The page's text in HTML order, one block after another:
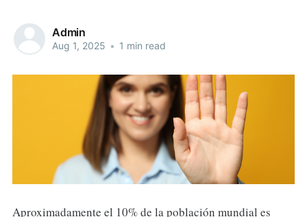
Admin
Aug 1, 2025 • 1 min read
Aproximadamente el 10% de la población mundial es